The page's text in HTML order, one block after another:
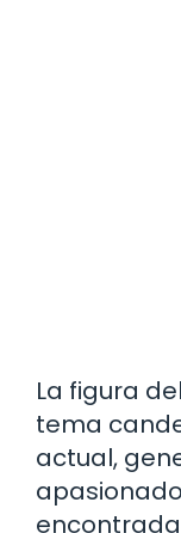
La figura
tema
actual,